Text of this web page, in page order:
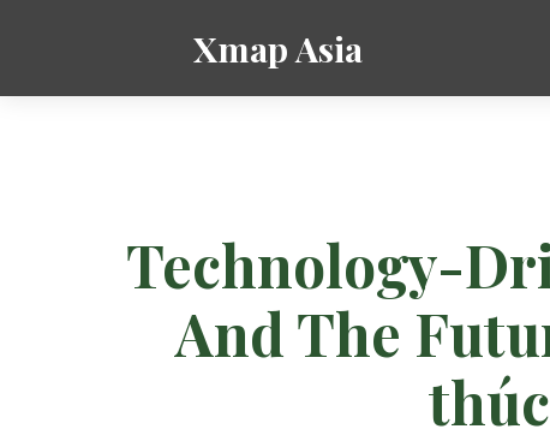
Xmap Asia
Technology-
And The